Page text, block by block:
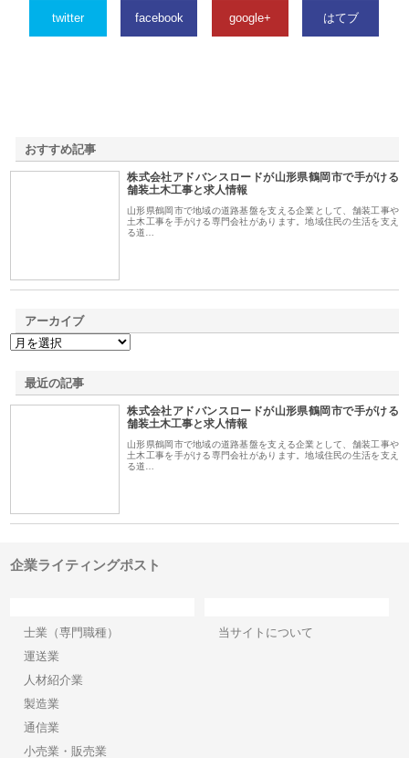
twitter facebook google+ はてブ
おすすめ記事
株式会社アドバンスロードが山形県鶴岡市で手がける
舗装土木工事と求人情報
山形県鶴岡市で地域の道路基盤を支える企業として、舗装工事や
土木工事を手がける専門会社があります。地域住民の生活を支え
る道…
アーカイブ
最近の記事
株式会社アドバンスロードが山形県鶴岡市で手がける
舗装土木工事と求人情報
山形県鶴岡市で地域の道路基盤を支える企業として、舗装工事や
土木工事を手がける専門会社があります。地域住民の生活を支え
る道…
企業ライティングポスト
士業（専門職種）
運送業
人材紹介業
製造業
通信業
小売業・販売業
当サイトについて